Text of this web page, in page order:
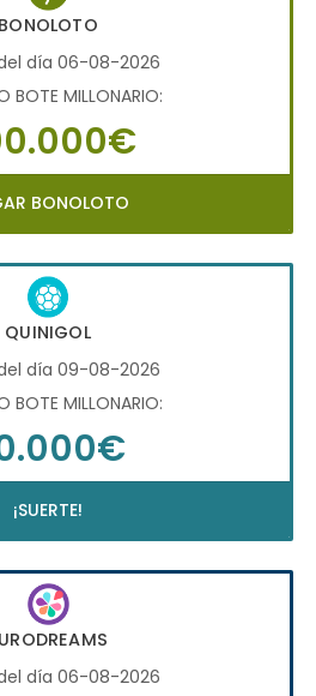
BONOLOTO
día 06-08-2026
BOTE MILLONARIO:
BONOLOTO
QUINIGOL
día 09-08-2026
BOTE MILLONARIO:
¡SUERTE!
día 06-08-2026